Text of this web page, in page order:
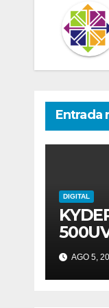
Entrada
DIGITAL
AGO 5,